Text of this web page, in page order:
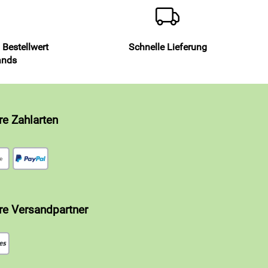
Schnelle Lieferung
Zahlarten
Versandpartner